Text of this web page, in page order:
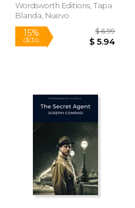
15%
dcto.
Wordsworth Editions, Tapa
Blanda, Nuevo